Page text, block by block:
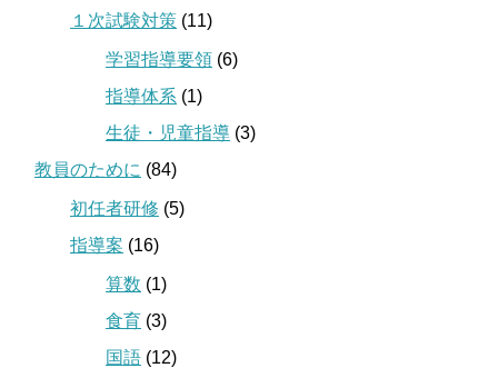
１次試験対策 (11)
学習指導要領 (6)
指導体系 (1)
生徒・児童指導 (3)
教員のために (84)
初任者研修 (5)
指導案 (16)
算数 (1)
食育 (3)
国語 (12)